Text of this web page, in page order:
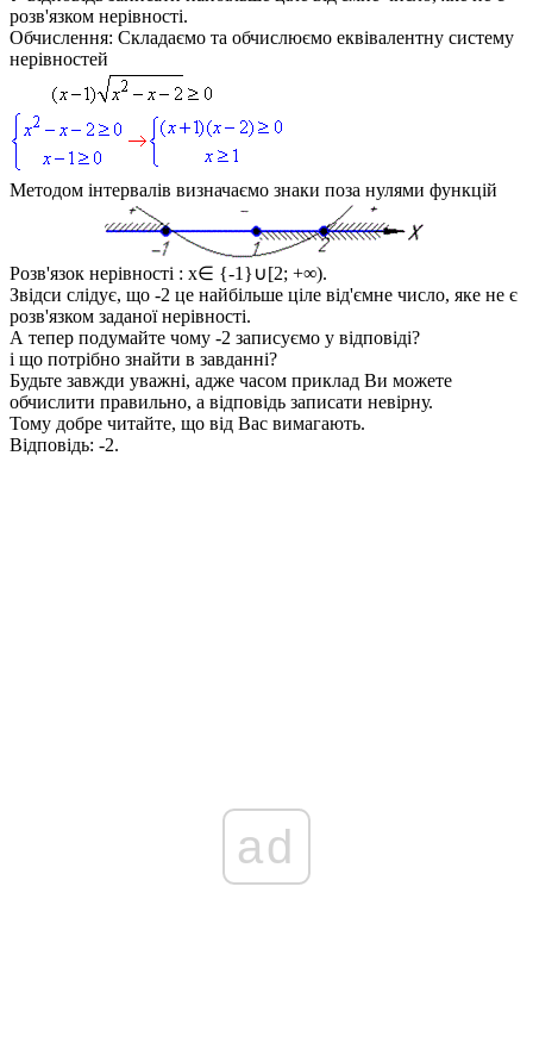
розв'язком нерівності.
Обчислення: Складаємо та обчислюємо еквівалентну систему
нерівностей
Методом інтервалів визначаємо знаки поза нулями функцій
Розв'язок нерівності : x∈ {-1}∪[2; +∞).
Звідси слідує, що -2 це найбільше ціле від'ємне число, яке не є
розв'язком заданої нерівності.
А тепер подумайте чому -2 записуємо у відповіді?
і що потрібно знайти в завданні?
Будьте завжди уважні, адже часом приклад Ви можете
обчислити правильно, а відповідь записати невірну.
Тому добре читайте, що від Вас вимагають.
Відповідь: -2.
ad